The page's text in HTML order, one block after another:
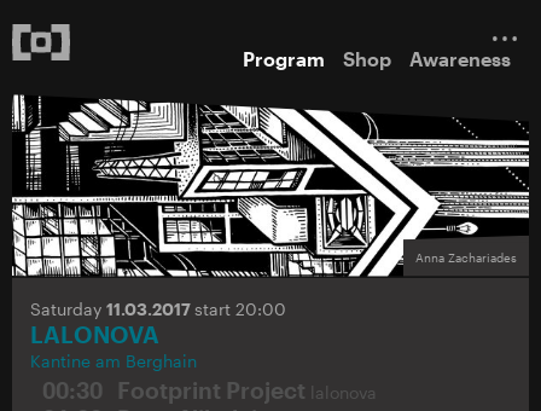
Program Shop Awareness
Anna Zachariades
Saturday 11.03.2017start 20:00
LALONOVA
Kantine am Berghain
00:30 Footprint Project lalonova